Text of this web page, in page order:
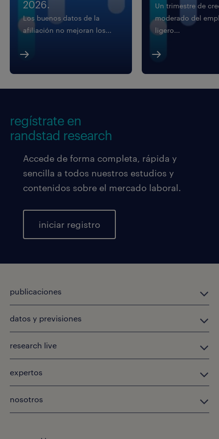
2026.
Los buenos datos de la
afiliación no mejoran los...
Un trimestre de
moderado del
ligero...
regístrate en
randstad research
Accede de forma completa, rápida y
sencilla a todos nuestros estudios y
contenidos sobre el mercado laboral.
iniciar registro
publicaciones
datos y previsiones
research live
expertos
nosotros